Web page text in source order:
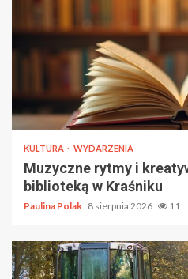
KULTURA WYDARZENIA
Muzyczne rytmy i
biblioteką w Kraśniku
Paulina Polak 8 sierpnia 2026 11